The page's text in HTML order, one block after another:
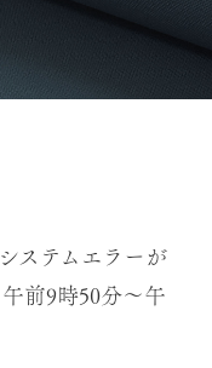
ステムエラーが
前9時50分～午